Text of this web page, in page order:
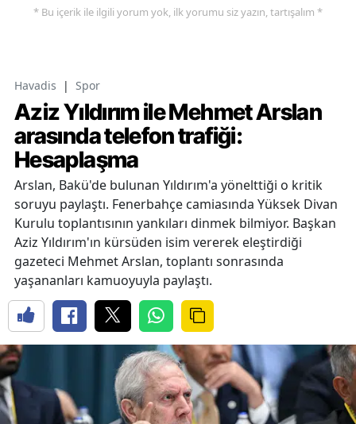
* Bu içerik ile ilgili yorum yok, ilk yorumu siz yazın, tartışalım *
Havadis | Spor
Aziz Yıldırım ile Mehmet Arslan
arasında telefon trafiği:
Hesaplaşma
Arslan, Bakü'de bulunan Yıldırım'a yönelttiği o kritik
soruyu paylaştı. Fenerbahçe camiasında Yüksek Divan
Kurulu toplantısının yankıları dinmek bilmiyor. Başkan
Aziz Yıldırım'ın kürsüden isim vererek eleştirdiği
gazeteci Mehmet Arslan, toplantı sonrasında
yaşananları kamuoyuyla paylaştı.